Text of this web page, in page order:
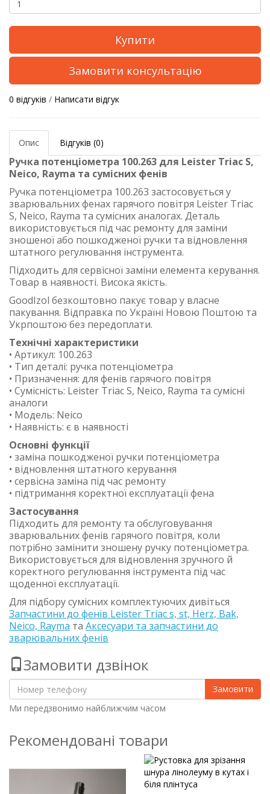
Купити
Замовити консультацію
0 відгуків / Написати відгук
Опис Відгуків (0)
Ручка потенціометра 100.263 для Leister Triac S,
Neico, Rayma та сумісних фенів
Ручка потенціометра 100.263 застосовується у
зварювальних фенах гарячого повітря Leister Triac
S, Neico, Rayma та сумісних аналогах. Деталь
використовується під час ремонту для заміни
зношеної або пошкодженої ручки та відновлення
штатного регулювання інструмента.
Підходить для сервісної заміни елемента керування.
Товар в наявності. Висока якість.
GoodIzol безкоштовно пакує товар у власне
пакування. Відправка по Україні Новою Поштою та
Укрпоштою без передоплати.
Технічні характеристики
• Артикул: 100.263
• Тип деталі: ручка потенціометра
• Призначення: для фенів гарячого повітря
• Сумісність: Leister Triac S, Neico, Rayma та сумісні
аналоги
• Модель: Neico
• Наявність: є в наявності
Основні функції
• заміна пошкодженої ручки потенціометра
• відновлення штатного керування
• сервісна заміна під час ремонту
• підтримання коректної експлуатації фена
Застосування
Підходить для ремонту та обслуговування
зварювальних фенів гарячого повітря, коли
потрібно замінити зношену ручку потенціометра.
Використовується для відновлення зручного й
коректного регулювання інструмента під час
щоденної експлуатації.
Для підбору сумісних комплектуючих дивіться
Запчастини до фенів Leister Triac s, st, Herz, Bak,
Neico, Rayma та Аксесуари та запчастини до
зварювальних фенів
Замовити дзвінок
Замовити
Ми передзвонимо найближчим часом
Рекомендовані товари